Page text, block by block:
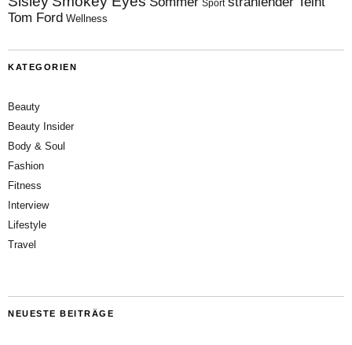
Sport
Tom Ford Wellness
KATEGORIEN
Beauty
Beauty Insider
Body & Soul
Fashion
Fitness
Interview
Lifestyle
Travel
NEUESTE BEITRÄGE